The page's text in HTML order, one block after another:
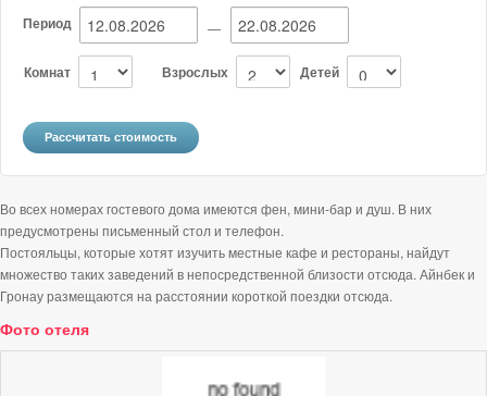
Период —
Комнат Взрослых Детей
Во всех номерах гостевого дома имеются фен, мини-бар и душ. В них
предусмотрены письменный стол и телефон.
Постояльцы, которые хотят изучить местные кафе и рестораны, найдут
множество таких заведений в непосредственной близости отсюда. Айнбек и
Гронау размещаются на расстоянии короткой поездки отсюда.
Фото отеля